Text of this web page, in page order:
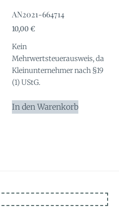
AN2021-664714
10,00€
Kein
Mehrwertsteuerausweis, da
Kleinunternehmer nach §19
(1) UStG.
In den Warenkorb